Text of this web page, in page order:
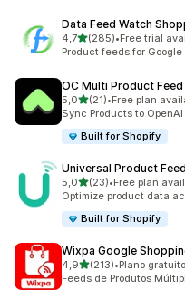
Data Feed Watch
4,7de 5 estrelas
(285)
285 total de avaliações
•Free trial
Product feeds for
OC Multi Product
5,0de 5 estrelas
(21)
21 total de avaliações
•Free plan
Sync Products to
Built for Shopify
Universal Product Feed
5,0de 5 estrelas
(23)
23 total de avaliações
•Free plan
Optimize product data
Built for Shopify
Wixpa Google
4,9de 5 estrelas
(213)
213 total de avaliações
•Plano
Feeds de Produtos